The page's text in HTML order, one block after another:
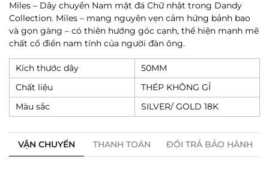
Miles – Dây chuyền Nam mặt đá Chữ nhật trong Dandy
Collection. Miles – mang nguyên vẹn cảm hứng bảnh bao
và gọn gàng – có thiên hướng góc cạnh, thể hiện mạnh mẽ
chất cổ điển nam tính của người đàn ông.
Kích thước dây
50MM
Chất liệu
THÉP KHÔNG GỈ
Màu sắc
SILVER/ GOLD 18K
VẬN CHUYỂN THANH TOÁN ĐỔI TRẢ BẢO HÀNH